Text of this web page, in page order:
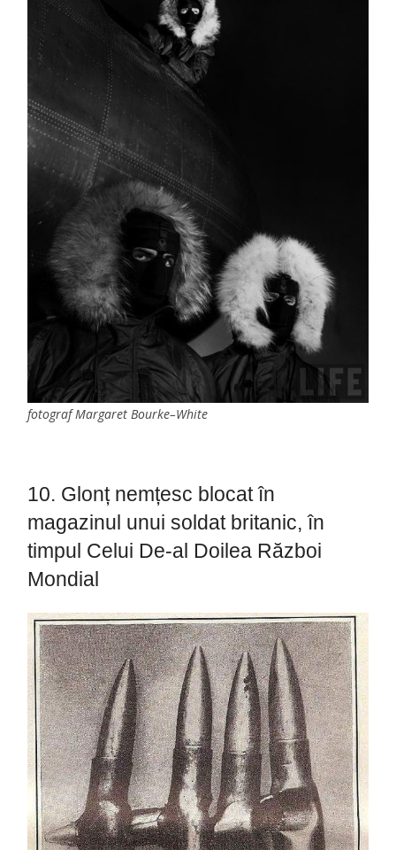
fotograf Margaret Bourke–White
10. Glonț nemțesc blocat în
magazinul unui soldat britanic, în
timpul Celui De-al Doilea Război
Mondial